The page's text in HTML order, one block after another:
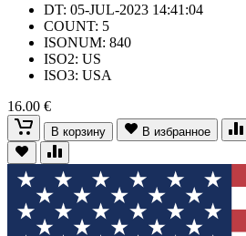
DT: 05-JUL-2023 14:41:04
COUNT: 5
ISONUM: 840
ISO2: US
ISO3: USA
16.00 €
В корзину В избранное